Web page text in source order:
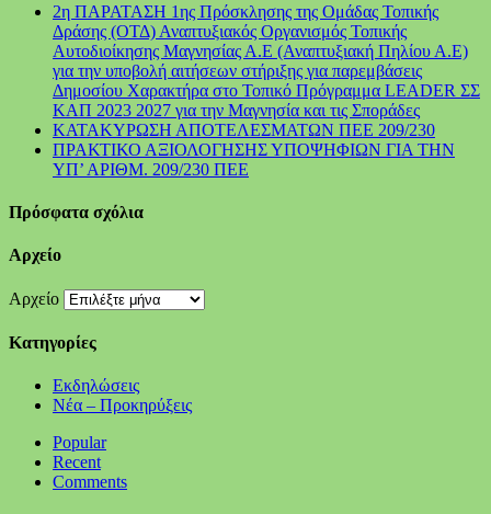
2η ΠΑΡΑΤΑΣΗ 1ης Πρόσκλησης της Ομάδας Τοπικής
Δράσης (ΟΤΔ) Αναπτυξιακός Οργανισμός Τοπικής
Αυτοδιοίκησης Μαγνησίας Α.Ε (Αναπτυξιακή Πηλίου Α.Ε)
για την υποβολή αιτήσεων στήριξης για παρεμβάσεις
Δημοσίου Χαρακτήρα στο Τοπικό Πρόγραμμα LEADER ΣΣ
ΚΑΠ 2023 2027 για την Μαγνησία και τις Σποράδες
ΚΑΤΑΚΥΡΩΣΗ ΑΠΟΤΕΛΕΣΜΑΤΩΝ ΠΕΕ 209/230
ΠΡΑΚΤΙΚΟ ΑΞΙΟΛΟΓΗΣΗΣ ΥΠΟΨΗΦΙΩΝ ΓΙΑ ΤΗΝ
ΥΠ’ ΑΡΙΘΜ. 209/230 ΠΕΕ
Πρόσφατα σχόλια
Αρχείο
Αρχείο
Kατηγορίες
Εκδηλώσεις
Νέα – Προκηρύξεις
Popular
Recent
Comments